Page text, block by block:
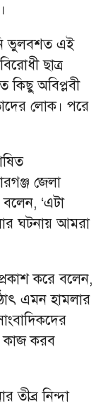
ভুলবশত এই
ছাত্র
অবিপ্লবী
লোক। পরে
জেলা
‘এটা
ঘটনায় আমরা
করে বলেন,
এমন হামলার
কাজ করব
তীব্র নিন্দা